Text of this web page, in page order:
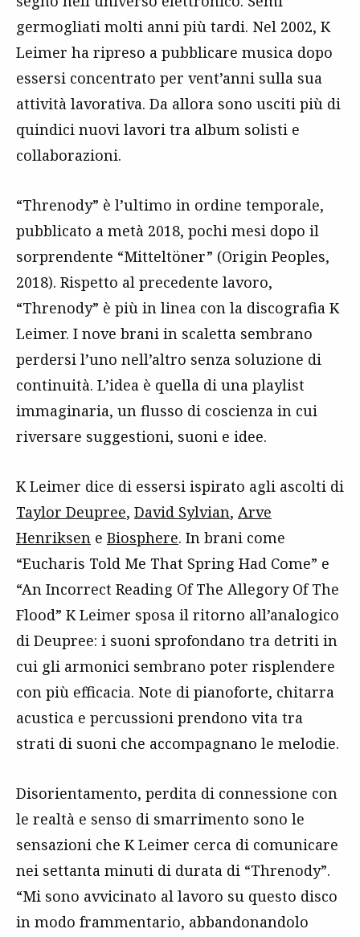
germogliati molti anni più tardi. Nel 2002, K
Leimer ha ripreso a pubblicare musica dopo
essersi concentrato per vent’anni sulla sua
attività lavorativa. Da allora sono usciti più di
quindici nuovi lavori tra album solisti e
collaborazioni.
“Threnody” è l’ultimo in ordine temporale,
pubblicato a metà 2018, pochi mesi dopo il
sorprendente “Mitteltöner” (Origin Peoples,
2018). Rispetto al precedente lavoro,
“Threnody” è più in linea con la discografia K
Leimer. I nove brani in scaletta sembrano
perdersi l’uno nell’altro senza soluzione di
continuità. L’idea è quella di una playlist
immaginaria, un flusso di coscienza in cui
riversare suggestioni, suoni e idee.
K Leimer dice di essersi ispirato agli ascolti di
Taylor Deupree, David Sylvian, Arve
Henriksen e Biosphere. In brani come
“Eucharis Told Me That Spring Had Come” e
“An Incorrect Reading Of The Allegory Of The
Flood” K Leimer sposa il ritorno all’analogico
di Deupree: i suoni sprofondano tra detriti in
cui gli armonici sembrano poter risplendere
con più efficacia. Note di pianoforte, chitarra
acustica e percussioni prendono vita tra
strati di suoni che accompagnano le melodie.
Disorientamento, perdita di connessione con
le realtà e senso di smarrimento sono le
sensazioni che K Leimer cerca di comunicare
nei settanta minuti di durata di “Threnody”.
“Mi sono avvicinato al lavoro su questo disco
in modo frammentario, abbandonandolo